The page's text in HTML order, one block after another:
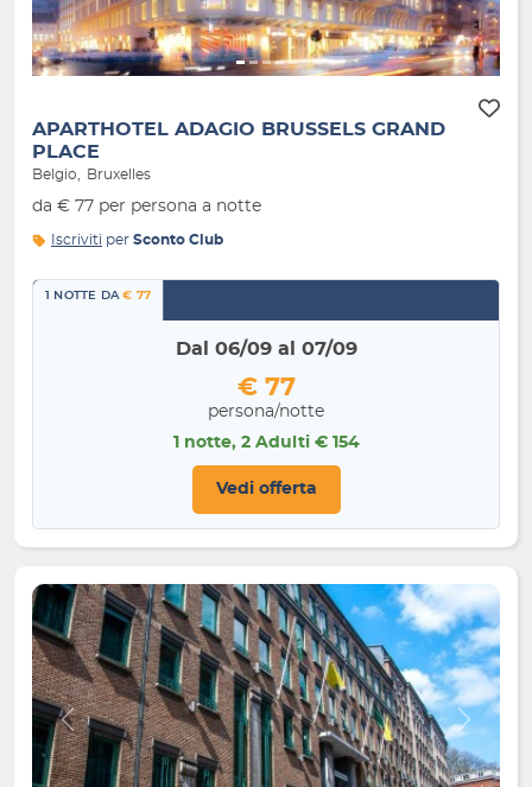
APARTHOTEL ADAGIO BRUSSELS GRAND
PLACE
Belgio Bruxelles
da € 77 per persona a notte
Iscriviti per Sconto Club
1 NOTTE DA€ 77
Dal 06/09 al 07/09
€ 77
persona/notte
1 notte, 2 Adulti € 154
Vedi offerta
Indietro Avanti